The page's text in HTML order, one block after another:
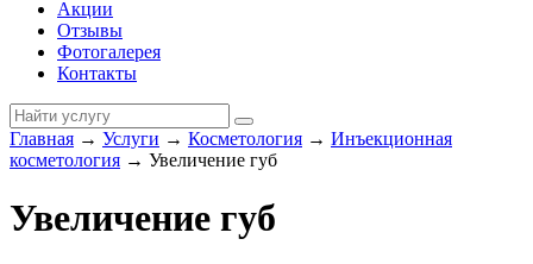
Акции
Отзывы
Фотогалерея
Контакты
Главная → Услуги → Косметология → Инъекционная
косметология → Увеличение губ
Увеличение губ